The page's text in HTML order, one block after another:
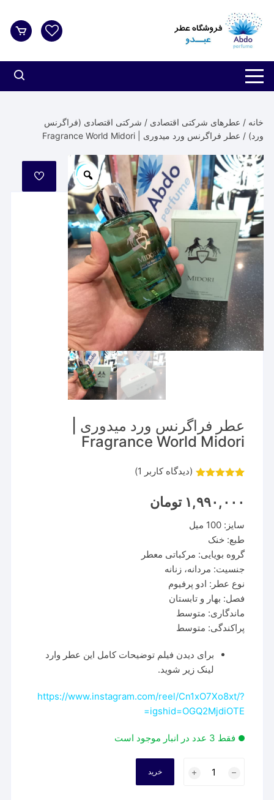
شدن
خانه / عطرهای شرکتی اقتصادی / شرکتی اقتصادی (فراگرنس
ورد) / عطر فراگرنس ورد میدوری | Fragrance World Midori
مورد
علاقه
عطر فراگرنس ورد میدوری |
Fragrance World Midori
مشتری
(دیدگاه کاربر 1
)
۱,۹۹۰,۰۰۰ تومان
سایز: 100 میل
طبع: خنک
گروه بویایی: مرکباتی معطر
جنسیت: مردانه، زنانه
نوع عطر: ادو پرفیوم
فصل: بهار و تابستان
ماندگاری: متوسط
پراکندگی: متوسط
برای دیدن فیلم توضیحات کامل این عطر وارد
لینک زیر شوید.
https://www.instagram.com/reel/Cn1xO7Xo8xt/?
igshid=OGQ2MjdiOTE=
فقط 3 عدد در انبار موجود است
فراگرنس
خرید